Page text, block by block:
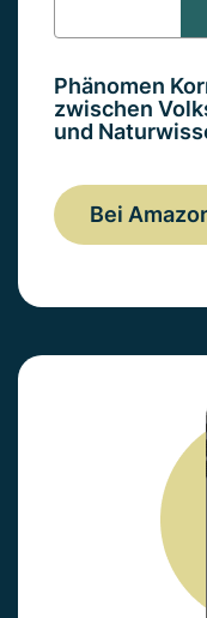
Phänomen
zwischen
und
Bei